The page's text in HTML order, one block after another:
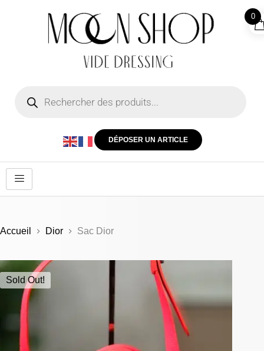
DÉPOSER UN ARTICLE
Accueil Dior Sac Dior
Sold Out!
0